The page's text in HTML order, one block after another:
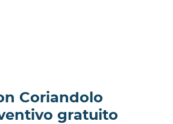
Coriandolo
gratuito